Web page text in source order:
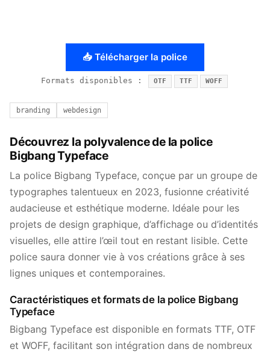
📥 Télécharger la police
Formats disponibles : OTF TTF WOFF
branding webdesign
Découvrez la polyvalence de la police
Bigbang Typeface
La police Bigbang Typeface, conçue par un groupe de
typographes talentueux en 2023, fusionne créativité
audacieuse et esthétique moderne. Idéale pour les
projets de design graphique, d’affichage ou d’identités
visuelles, elle attire l’œil tout en restant lisible. Cette
police saura donner vie à vos créations grâce à ses
lignes uniques et contemporaines.
Caractéristiques et formats de la police Bigbang
Typeface
Bigbang Typeface est disponible en formats TTF, OTF
et WOFF, facilitant son intégration dans de nombreux